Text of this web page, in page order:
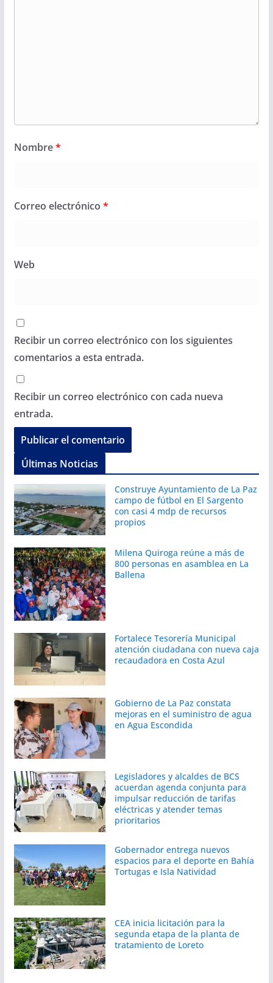
Nombre*
Correo electrónico *
Web
Recibir un correo electrónico con los siguientes
comentarios a esta entrada.
Recibir un correo electrónico con cada nueva
entrada.
Últimas Noticias
Construye Ayuntamiento de La Paz
campo de fútbol en El Sargento
con casi 4 mdp de recursos
propios
Milena Quiroga reúne a más de
800 personas en asamblea en La
Ballena
Fortalece Tesorería Municipal
atención ciudadana con nueva caja
recaudadora en Costa Azul
Gobierno de La Paz constata
mejoras en el suministro de agua
en Agua Escondida
Legisladores y alcaldes de BCS
acuerdan agenda conjunta para
impulsar reducción de tarifas
eléctricas y atender temas
prioritarios
Gobernador entrega nuevos
espacios para el deporte en Bahía
Tortugas e Isla Natividad
CEA inicia licitación para la
segunda etapa de la planta de
tratamiento de Loreto